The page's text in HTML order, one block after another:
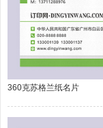
360克苏格兰纸名片